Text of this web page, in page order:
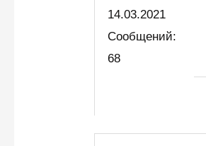
14.03.2021
Сообщений:
68